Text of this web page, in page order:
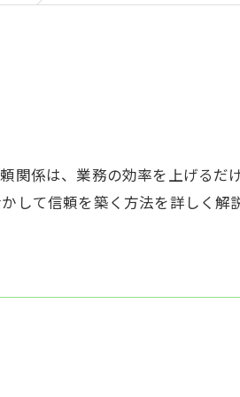
係は、業務の効率を上げるだけ
て信頼を築く方法を詳しく解説